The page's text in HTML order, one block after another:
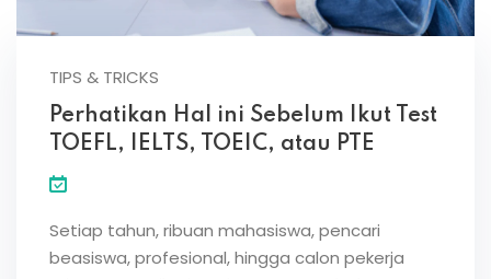
TIPS & TRICKS
Perhatikan Hal ini Sebelum Ikut Test
TOEFL, IELTS, TOEIC, atau PTE
Setiap tahun, ribuan mahasiswa, pencari
beasiswa, profesional, hingga calon pekerja